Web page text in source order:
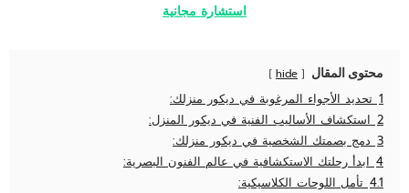
استشارة مجانية
محتوى المقال hide
1 تحديد الأجواء المرغوبة في ديكور منزلك:
2 استكشاف الأساليب الفنية في ديكور المنزل:
3 دمج بصمتك الشخصية في ديكور منزلك:
4 ابدأ رحلتك الاستكشافية في عالم الفنون البصرية:
4.1 تأمل اللوحات الكلاسيكية: